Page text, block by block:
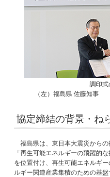
調印式
（左）福島県 佐藤知事
協定締結の背景・ね
福島県は、東日本大震災から
「再生可能エネルギーの飛躍的
を位置付け、再生可能エネルギ
ルギー関連産業集積のための基盤